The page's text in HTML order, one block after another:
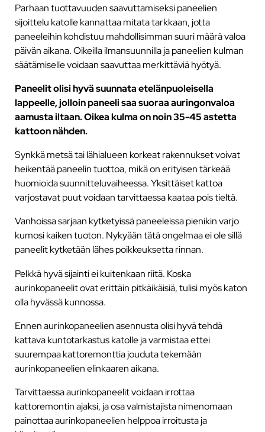
Parhaan tuottavuuden saavuttamiseksi paneelien
sijoittelu katolle kannattaa mitata tarkkaan, jotta
paneeleihin kohdistuu mahdollisimman suuri määrä valoa
päivän aikana. Oikeilla ilmansuunnilla ja paneelien kulman
säätämiselle voidaan saavuttaa merkittäviä hyötyä.
Paneelit olisi hyvä suunnata etelänpuoleisella
lappeelle, jolloin paneeli saa suoraa auringonvaloa
aamusta iltaan. Oikea kulma on noin 35-45 astetta
kattoon nähden.
Synkkä metsä tai lähialueen korkeat rakennukset voivat
heikentää paneelin tuottoa, mikä on erityisen tärkeää
huomioida suunnitteluvaiheessa. Yksittäiset kattoa
varjostavat puut voidaan tarvittaessa kaataa pois tieltä.
Vanhoissa sarjaan kytketyissä paneeleissa pienikin varjo
kumosi kaiken tuoton. Nykyään tätä ongelmaa ei ole sillä
paneelit kytketään lähes poikkeuksetta rinnan.
Pelkkä hyvä sijainti ei kuitenkaan riitä. Koska
aurinkopaneelit ovat erittäin pitkäikäisiä, tulisi myös katon
olla hyvässä kunnossa.
Ennen aurinkopaneelien asennusta olisi hyvä tehdä
kattava kuntotarkastus katolle ja varmistaa ettei
suurempaa kattoremonttia jouduta tekemään
aurinkopaneelien elinkaaren aikana.
Tarvittaessa aurinkopaneelit voidaan irrottaa
kattoremontin ajaksi, ja osa valmistajista nimenomaan
painottaa aurinkopaneelien helppoa irroitusta ja